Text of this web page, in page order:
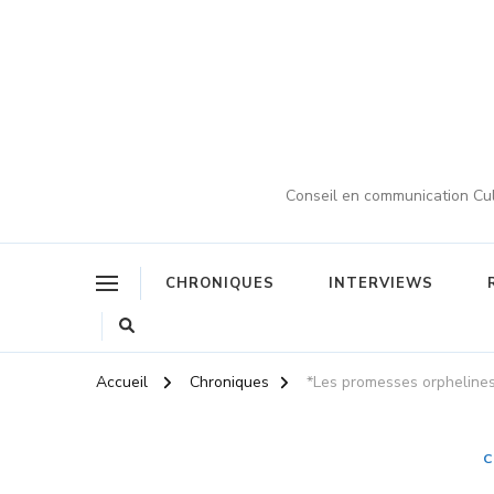
Conseil en communication
CHRONIQUES INTERVIEWS
Accueil Chroniques *Les promesses